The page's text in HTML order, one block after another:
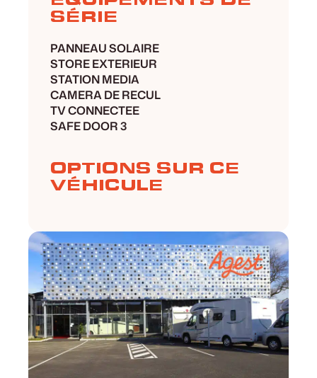
SÉRIE
PANNEAU SOLAIRE
STORE EXTERIEUR
STATION MEDIA
CAMERA DE RECUL
TV CONNECTEE
SAFE DOOR 3
OPTIONS SUR CE
VÉHICULE